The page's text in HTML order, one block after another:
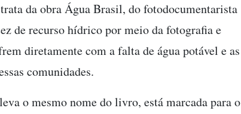
da obra Água Brasil, do fotodocumentarista
de recurso hídrico por meio da fotografia e
diretamente com a falta de água potável e as
comunidades.
o mesmo nome do livro, está marcada para o